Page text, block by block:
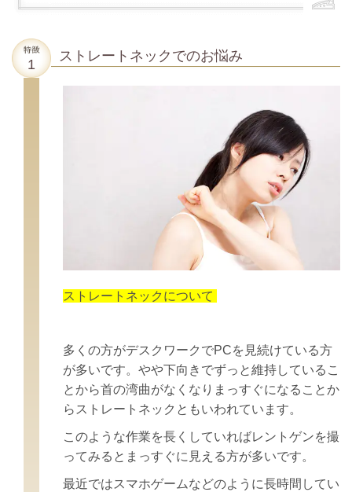
ストレートネックでのお悩み
ストレートネックについて
多くの方がデスクワークでPCを見続けている方
が多いです。やや下向きでずっと維持しているこ
とから首の湾曲がなくなりまっすぐになることか
らストレートネックともいわれています。
このような作業を長くしていればレントゲンを撮
ってみるとまっすぐに見える方が多いです。
最近ではスマホゲームなどのように長時間してい